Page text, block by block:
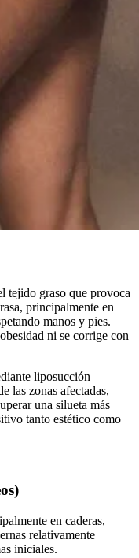
tejido graso que provoca
principalmente en
manos y pies.
ni se corrige con
liposucción
las zonas afectadas,
una silueta más
tanto estético como
en caderas,
relativamente
iniciales.